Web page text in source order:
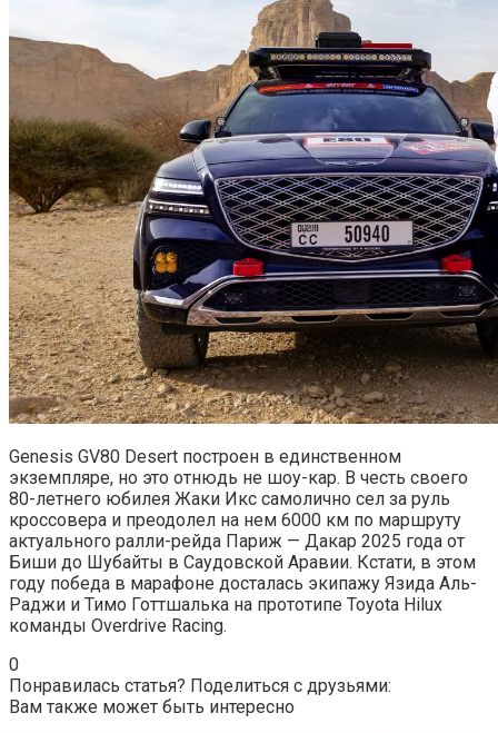
Genesis GV80 Desert построен в единственном
экземпляре, но это отнюдь не шоу-кар. В честь своего
80-летнего юбилея Жаки Икс самолично сел за руль
кроссовера и преодолел на нем 6000 км по маршруту
актуального ралли-рейда Париж — Дакар 2025 года от
Биши до Шубайты в Саудовской Аравии. Кстати, в этом
году победа в марафоне досталась экипажу Язида Аль-
Раджи и Тимо Готтшалька на прототипе Toyota Hilux
команды Overdrive Racing.
0
Понравилась статья? Поделиться с друзьями:
Вам также может быть интересно